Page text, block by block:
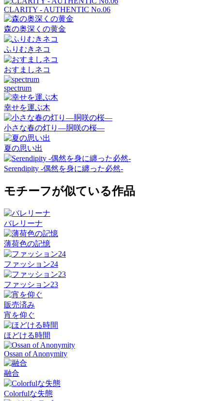
CLARITY - AUTHENTIC No.06
森の奥深くの黄金
ふりむきネコ
おすましネコ
spectrum
幸せを運ぶ木
小さな春の灯り―胴咲の桜―
夏の思い出
Serendipity -偶然を身に纏った必然-
モチーフが似ている作品
バレリーナ
薄荷色の記憶
ファッション24
ファッション23
販売済み
宵を仰ぐ
ほどける時間
Ossan of Anonymity
融合
Colorfulな失態